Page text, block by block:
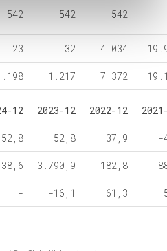
542 542 542
23 32 4.034
1.217 7.372
12 2023-12 2022-12
52,8 52,8 37,9 -
3.790,9 182,8
- -16,1 61,3
- - -